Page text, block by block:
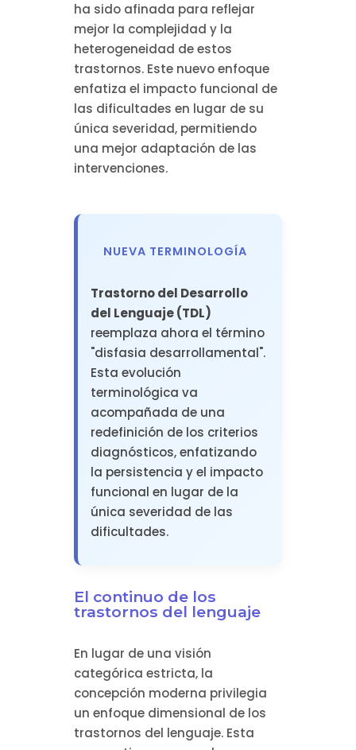
ha sido afinada para reflejar
mejor la complejidad y la
heterogeneidad de estos
trastornos. Este nuevo enfoque
enfatiza el impacto funcional de
las dificultades en lugar de su
única severidad, permitiendo
una mejor adaptación de las
intervenciones.
NUEVA TERMINOLOGÍA
Trastorno del Desarrollo
del Lenguaje (TDL)
reemplaza ahora el término
"disfasia desarrollamental".
Esta evolución
terminológica va
acompañada de una
redefinición de los criterios
diagnósticos, enfatizando
la persistencia y el impacto
funcional en lugar de la
única severidad de las
dificultades.
El continuo de los
trastornos del lenguaje
En lugar de una visión
categórica estricta, la
concepción moderna privilegia
un enfoque dimensional de los
trastornos del lenguaje. Esta